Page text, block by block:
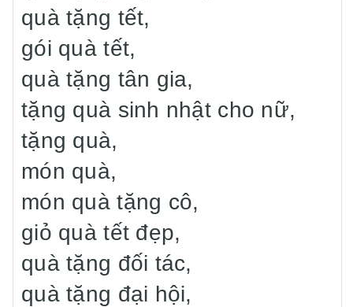
quà tặng tết,
gói quà tết,
quà tặng tân gia,
tặng quà sinh nhật cho nữ,
tặng quà,
món quà,
món quà tặng cô,
giỏ quà tết đẹp,
quà tặng đối tác,
quà tặng đại hội,